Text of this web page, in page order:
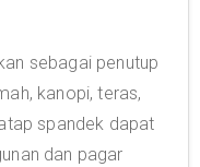
sebagai penutup
kanopi, teras,
spandek dapat
dan pagar